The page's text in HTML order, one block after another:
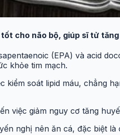
cho não bộ, giúp sĩ tử
(EPA) và acid
khỏe tim mạch.
kiểm soát lipid máu, chẳng
việc giảm nguy cơ tăng
nghị nên ăn cá, đặc biệt